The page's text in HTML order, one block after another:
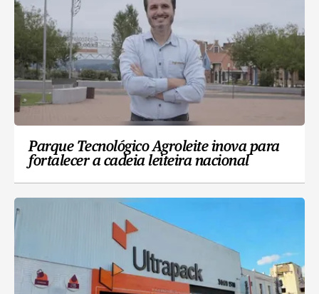
Parque Tecnológico Agroleite inova para
fortalecer a cadeia leiteira nacional